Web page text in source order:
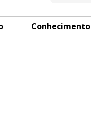
Conhecimento